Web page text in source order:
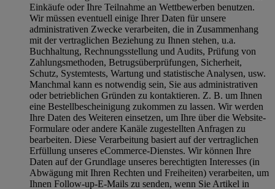
Einkäufe oder Ihre Teilnahme an Wettbewerben benutzen.
Wir müssen eventuell einige Ihrer Daten für unsere
administrativen Zwecke verarbeiten, die in Zusammenhang
mit der vertraglichen Beziehung zu Ihnen stehen, u.a.
Buchhaltung, Rechnungsstellung und Audits, Prüfung von
Zahlungsmethoden, Betrugsüberprüfungen, Sicherheit,
Schutz, Systemtests, Wartung und statistische Analysen, usw.
Manchmal kann es notwendig sein, Sie aus administrativen
oder betrieblichen Gründen zu kontaktieren. Z. B. um Ihnen
eine Bestellbescheinigung zukommen zu lassen. Wir werden
Ihre Daten des Weiteren einsetzen, um Ihre über die Website-
Formulare oder andere Kanäle zugestellten Anfragen zu
bearbeiten. Diese Verarbeitung basiert auf der vertraglichen
Erfüllung unseres eCommerce-Dienstes. Wir können Ihre
Daten auf der Grundlage unseres berechtigten Interesses (in
Abwägung mit Ihren Rechten und Freiheiten) verarbeiten, um
Ihnen Follow-up-E-Mails zu senden, wenn Sie Artikel in